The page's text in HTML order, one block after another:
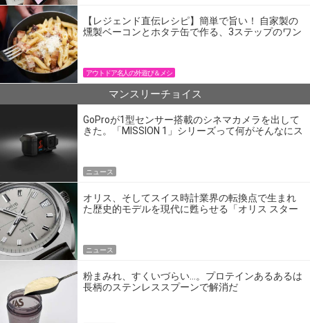
【レジェンド直伝レシピ】簡単で旨い！ 自家製の
燻製ベーコンとホタテ缶で作る、3ステップのワン
アウトドア名人の外遊び＆メシ
マンスリーチョイス
GoProが1型センサー搭載のシネマカメラを出して
きた。「MISSION 1」シリーズって何がそんなにス
ニュース
オリス、そしてスイス時計業界の転換点で生まれ
た歴史的モデルを現代に甦らせる「オリス スター
ニュース
粉まみれ、すくいづらい…。プロテインあるあるは
長柄のステンレススプーンで解消だ